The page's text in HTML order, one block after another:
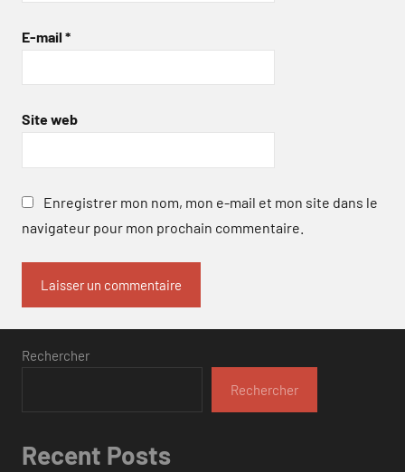
E-mail *
Site web
Enregistrer mon nom, mon e-mail et mon site dans le
navigateur pour mon prochain commentaire.
Rechercher
Rechercher
Recent Posts